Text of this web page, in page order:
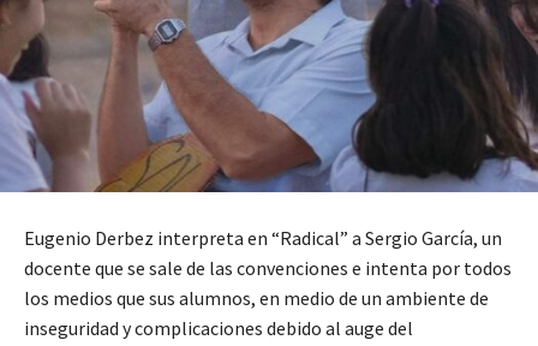
Eugenio Derbez interpreta en “Radical” a Sergio García, un
docente que se sale de las convenciones e intenta por todos
los medios que sus alumnos, en medio de un ambiente de
inseguridad y complicaciones debido al auge del